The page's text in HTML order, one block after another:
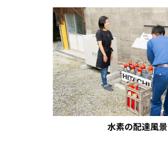
水素の配達風景